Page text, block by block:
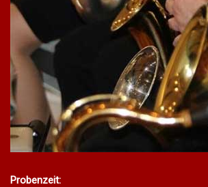
Probenzeit: